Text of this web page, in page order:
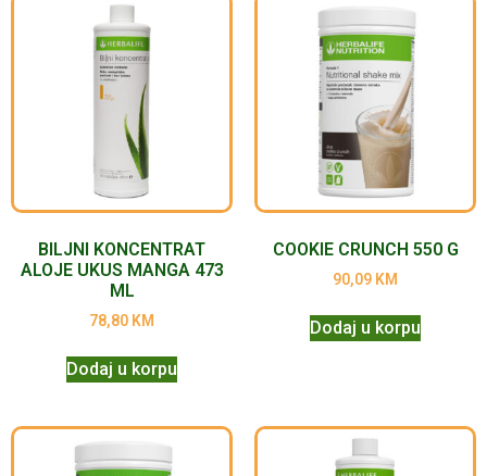
BILJNI KONCENTRAT
ALOJE UKUS MANGA 473
ML
78,80 KM
Dodaj u korpu
COOKIE CRUNCH 550 G
90,09 KM
Dodaj u korpu